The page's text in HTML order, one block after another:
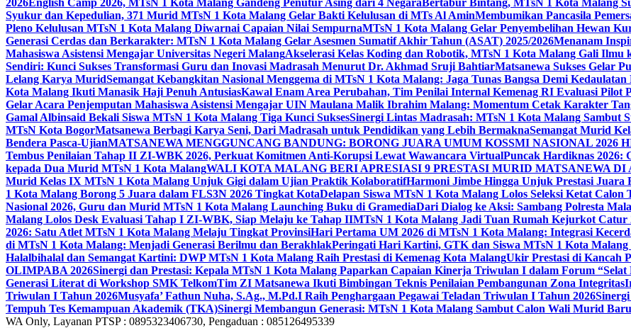
2026English Camp 2026, MTsN 1 Kota Malang Gandeng Penutur Asing dari 4 NegaraBertabur Bintang, MTsN 1 Kota Malang
Syukur dan Kepedulian, 371 Murid MTsN 1 Kota Malang Gelar Bakti Kelulusan di MTs Al AminMembumikan Pancasila
Pleno Kelulusan MTsN 1 Kota Malang Diwarnai Capaian Nilai SempurnaMTsN 1 Kota Malang Gelar Penyembelihan Hewan
Generasi Cerdas dan Berkarakter: MTsN 1 Kota Malang Gelar Asesmen Sumatif Akhir Tahun (ASAT) 2025/2026Menanam
Mahasiswa Asistensi Mengajar Universitas Negeri MalangAkselerasi Kelas Koding dan Robotik, MTsN 1 Kota Malang Gali
Sendiri: Kunci Sukses Transformasi Guru dan Inovasi Madrasah Menurut Dr. Akhmad Sruji BahtiarMatsanewa Sukses Gelar
Lelang Karya MuridSemangat Kebangkitan Nasional Menggema di MTsN 1 Kota Malang: Jaga Tunas Bangsa Demi Kedaulatan
Kota Malang Ikuti Manasik Haji Penuh AntusiasKawal Enam Area Perubahan, Tim Penilai Internal Kemenag RI Evaluasi
Gelar Acara Penjemputan Mahasiswa Asistensi Mengajar UIN Maulana Malik Ibrahim Malang: Momentum Cetak Karakter
Gamal Albinsaid Bekali Siswa MTsN 1 Kota Malang Tiga Kunci SuksesSinergi Lintas Madrasah: MTsN 1 Kota Malang Sambut
MTsN Kota BogorMatsanewa Berbagi Karya Seni, Dari Madrasah untuk Pendidikan yang Lebih BermaknaSemangat Murid
Bendera Pasca-UjianMATSANEWA MENGGUNCANG BANDUNG: BORONG JUARA UMUM KOSSMI NASIONAL 2026
Tembus Penilaian Tahap II ZI-WBK 2026, Perkuat Komitmen Anti-Korupsi Lewat Wawancara VirtualPuncak Hardiknas 2026:
kepada Dua Murid MTsN 1 Kota MalangWALI KOTA MALANG BERI APRESIASI 9 PRESTASI MURID MATSANEWA DI
Murid Kelas IX MTsN 1 Kota Malang Unjuk Gigi dalam Ujian Praktik KolaboratifHarmoni Jimbe Hingga Unjuk Prestasi
1 Kota Malang Borong 5 Juara dalam FLS3N 2026 Tingkat KotaDelapan Siswa MTsN 1 Kota Malang Lolos Seleksi Ketat Calon
Nasional 2026, Guru dan Murid MTsN 1 Kota Malang Launching Buku di GramediaDari Dialog ke Aksi: Sambang Polresta
Malang Lolos Desk Evaluasi Tahap I ZI-WBK, Siap Melaju ke Tahap IIMTsN 1 Kota Malang Jadi Tuan Rumah Kejurkot Catur
2026: Satu Atlet MTsN 1 Kota Malang Melaju Tingkat ProvinsiHari Pertama UM 2026 di MTsN 1 Kota Malang: Integrasi
di MTsN 1 Kota Malang: Menjadi Generasi Berilmu dan BerakhlakPeringati Hari Kartini, GTK dan Siswa MTsN 1 Kota
Halalbihalal dan Semangat Kartini: DWP MTsN 1 Kota Malang Raih Prestasi di Kemenag Kota MalangUkir Prestasi di Kancah
OLIMPABA 2026Sinergi dan Prestasi: Kepala MTsN 1 Kota Malang Paparkan Capaian Kinerja Triwulan I dalam Forum “Selat
Generasi Literat di Workshop SMK TelkomTim ZI Matsanewa Ikuti Bimbingan Teknis Penilaian Pembangunan Zona Integritas
Triwulan I Tahun 2026Musyafa’ Fathun Nuha, S.Ag., M.Pd.I Raih Penghargaan Pegawai Teladan Triwulan I Tahun 2026
Tempuh Tes Kemampuan Akademik (TKA)Sinergi Membangun Generasi: MTsN 1 Kota Malang Sambut Calon Wali Murid
WA Only, Layanan PTSP : 0895323406730, Pengaduan : 085126495339